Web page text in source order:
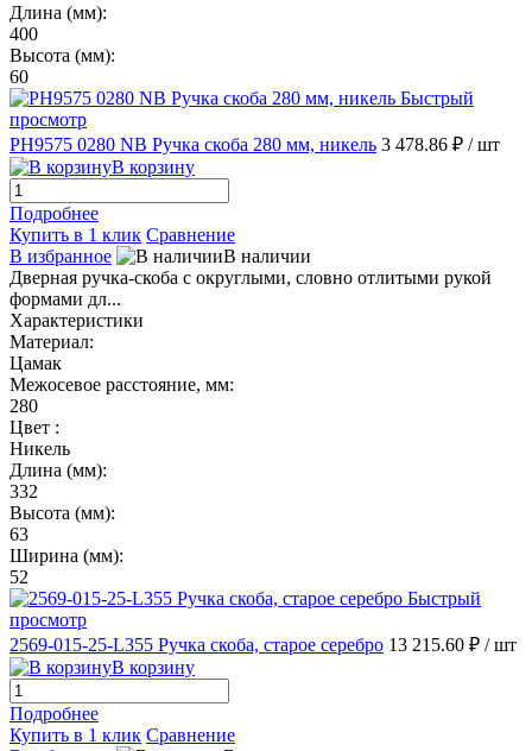
Длина (мм):
400
Высота (мм):
60
Быстрый
просмотр
PH9575 0280 NB Ручка скоба 280 мм, никель 3 478.86 ₽ / шт
В корзину
Подробнее
Купить в 1 клик Сравнение
В избранное
В наличии
Дверная ручка-скоба с округлыми, словно отлитыми рукой
формами дл...
Характеристики
Материал:
Цамак
Межосевое расстояние, мм:
280
Цвет :
Никель
Длина (мм):
332
Высота (мм):
63
Ширина (мм):
52
Быстрый
просмотр
2569-015-25-L355 Ручка скоба, старое серебро 13 215.60 ₽ / шт
В корзину
Подробнее
Купить в 1 клик Сравнение